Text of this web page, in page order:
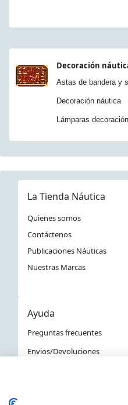
Decoración
Astas de bandera y
Decoración náutica
Lámparas decoración.
La Tienda Náutica
Quienes somos
Contáctenos
Publicaciones Náuticas
Nuestras Marcas
Ayuda
Preguntas frecuentes
Envios/Devoluciones